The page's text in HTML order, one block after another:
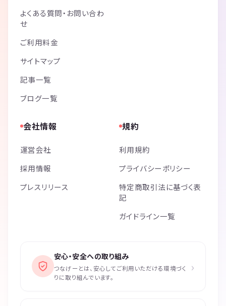
よくある質問・お問い合わ
せ
ご利用料金
サイトマップ
記事一覧
ブログ一覧
会社情報
運営会社
採用情報
プレスリリース
規約
利用規約
プライバシーポリシー
特定商取引法に基づく表
記
ガイドライン一覧
安心・安全への取り組み
つなげーとは、安心してご利用いただける環境づく
りに取り組んでいます。
›